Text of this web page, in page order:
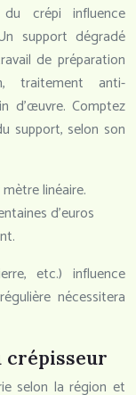
crépi influence
support dégradé
de préparation
traitement anti-
d’œuvre. Comptez
support, selon son
linéaire.
d’euros
etc.) influence
nécessitera
crépisseur
selon la région et